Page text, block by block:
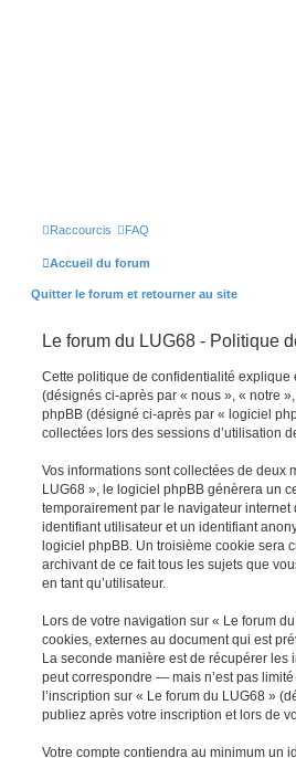
Raccourcis FAQ
Accueil du forum
Quitter le forum et retourner au site
Le forum du LUG68 - Politique
Cette politique de confidentialité explique
(désignés ci-après par « nous », « notre
phpBB (désigné ci-après par « logiciel
collectées lors des sessions d’utilisation
Vos informations sont collectées de deux
LUG68 », le logiciel phpBB génèrera un
temporairement par le navigateur
identifiant utilisateur et un identifiant
logiciel phpBB. Un troisième cookie sera
archivant de ce fait tous les sujets que
en tant qu’utilisateur.
Lors de votre navigation sur « Le forum
cookies, externes au document qui est
La seconde manière est de récupérer
peut correspondre — mais n’est pas
l’inscription sur « Le forum du LUG68 »
publiez après votre inscription et lors de
Votre compte contiendra au minimum un